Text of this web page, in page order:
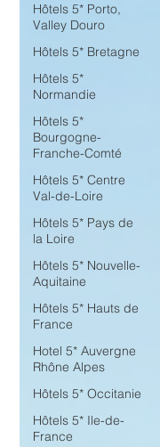
Hôtels 5* Porto,
Valley Douro
Hôtels 5* Bretagne
Hôtels 5*
Normandie
Hôtels 5*
Bourgogne-
Franche-Comté
Hôtels 5* Centre
Val-de-Loire
Hôtels 5* Pays de
la Loire
Hôtels 5* Nouvelle-
Aquitaine
Hôtels 5* Hauts de
France
Hotel 5* Auvergne
Rhône Alpes
Hôtels 5* Occitanie
Hôtels 5* Ile-de-
France